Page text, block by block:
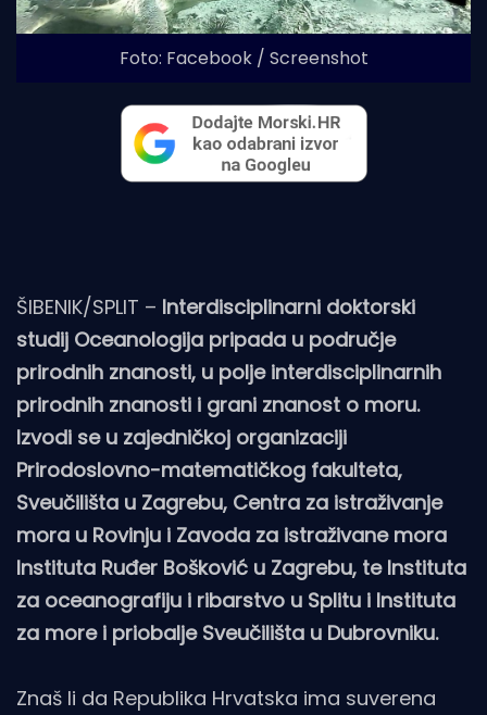
Foto: Facebook / Screenshot
ŠIBENIK/SPLIT – Interdisciplinarni doktorski
studij Oceanologija pripada u područje
prirodnih znanosti, u polje interdisciplinarnih
prirodnih znanosti i grani znanost o moru.
Izvodi se u zajedničkoj organizaciji
Prirodoslovno-matematičkog fakulteta,
Sveučilišta u Zagrebu, Centra za istraživanje
mora u Rovinju i Zavoda za istraživane mora
Instituta Ruđer Bošković u Zagrebu, te Instituta
za oceanografiju i ribarstvo u Splitu i Instituta
za more i priobalje Sveučilišta u Dubrovniku.
Znaš li da Republika Hrvatska ima suverena